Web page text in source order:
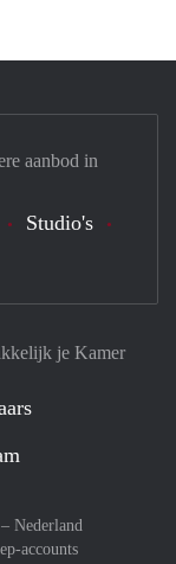
je Kamer
Nederland
accounts
aanbod in
Studio's